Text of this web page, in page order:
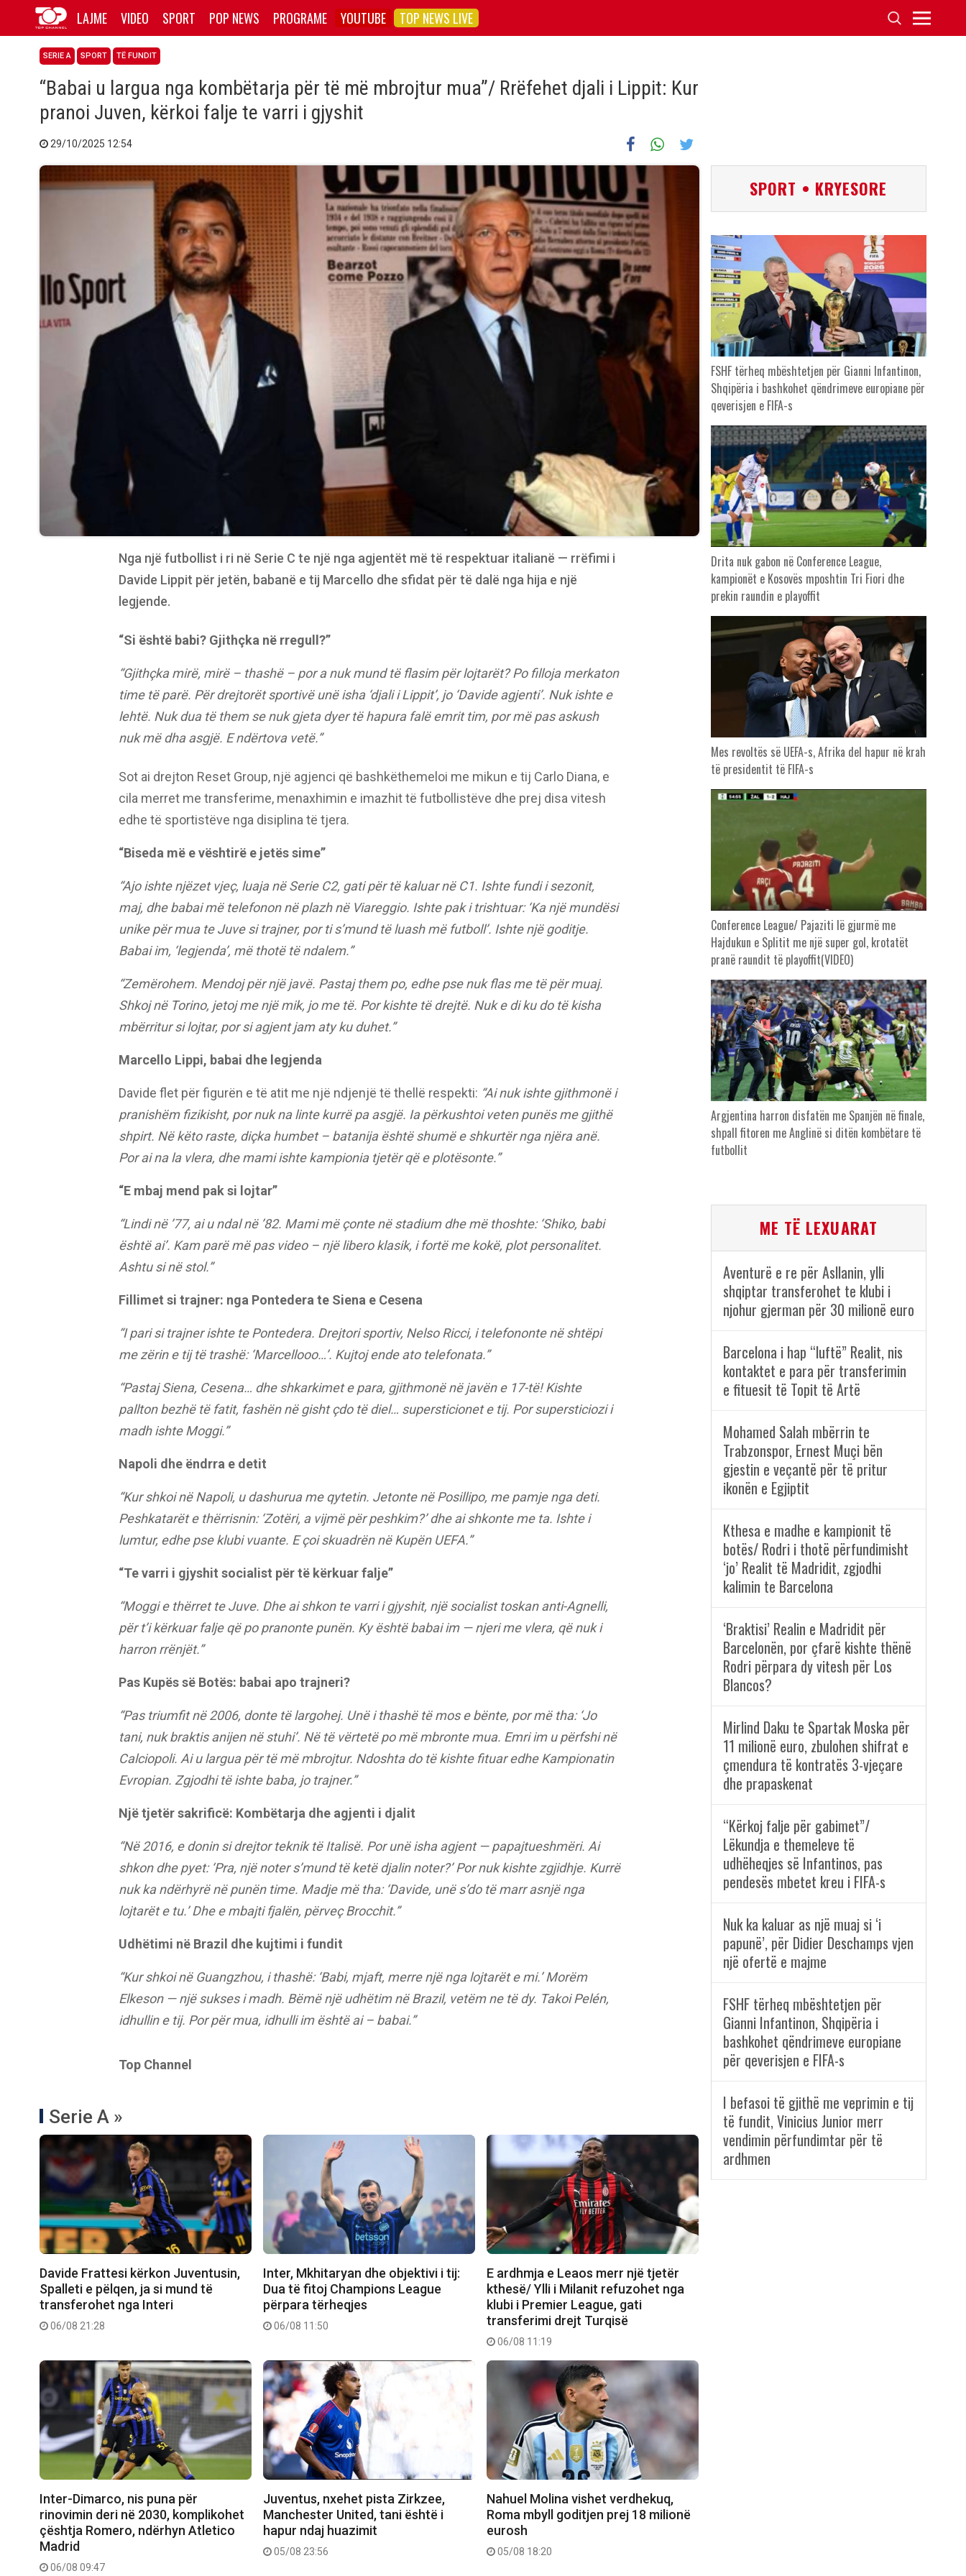
LAJME VIDEO SPORT POP NEWS PROGRAME YOUTUBE TOP NEWS LIVE
SERIE A SPORT TË FUNDIT
“Babai u largua nga kombëtarja për të më mbrojtur mua”/ Rrëfehet djali i Lippit: Kur
pranoi Juven, kërkoi falje te varri i gjyshit
29/10/2025 12:54
Nga një futbollist i ri në Serie C te një nga agjentët më të respektuar italianë — rrëfimi i
Davide Lippit për jetën, babanë e tij Marcello dhe sfidat për të dalë nga hija e një
legjende.
“Si është babi? Gjithçka në rregull?”
“Gjithçka mirë, mirë – thashë – por a nuk mund të flasim për lojtarët? Po filloja merkaton
time të parë. Për drejtorët sportivë unë isha ‘djali i Lippit’, jo ‘Davide agjenti’. Nuk ishte e
lehtë. Nuk dua të them se nuk gjeta dyer të hapura falë emrit tim, por më pas askush
nuk më dha asgjë. E ndërtova vetë.”
Sot ai drejton Reset Group, një agjenci që bashkëthemeloi me mikun e tij Carlo Diana, e
cila merret me transferime, menaxhimin e imazhit të futbollistëve dhe prej disa vitesh
edhe të sportistëve nga disiplina të tjera.
“Biseda më e vështirë e jetës sime”
“Ajo ishte njëzet vjeç, luaja në Serie C2, gati për të kaluar në C1. Ishte fundi i sezonit,
maj, dhe babai më telefonon në plazh në Viareggio. Ishte pak i trishtuar: ‘Ka një mundësi
unike për mua te Juve si trajner, por ti s’mund të luash më futboll’. Ishte një goditje.
Babai im, ‘legjenda’, më thotë të ndalem.”
“Zemërohem. Mendoj për një javë. Pastaj them po, edhe pse nuk flas me të për muaj.
Shkoj në Torino, jetoj me një mik, jo me të. Por kishte të drejtë. Nuk e di ku do të kisha
mbërritur si lojtar, por si agjent jam aty ku duhet.”
Marcello Lippi, babai dhe legjenda
Davide flet për figurën e të atit me një ndjenjë të thellë respekti: “Ai nuk ishte gjithmonë i
pranishëm fizikisht, por nuk na linte kurrë pa asgjë. Ia përkushtoi veten punës me gjithë
shpirt. Në këto raste, diçka humbet – batanija është shumë e shkurtër nga njëra anë.
Por ai na la vlera, dhe mami ishte kampionia tjetër që e plotësonte.”
“E mbaj mend pak si lojtar”
“Lindi në ’77, ai u ndal në ’82. Mami më çonte në stadium dhe më thoshte: ‘Shiko, babi
është ai’. Kam parë më pas video – një libero klasik, i fortë me kokë, plot personalitet.
Ashtu si në stol.”
Fillimet si trajner: nga Pontedera te Siena e Cesena
“I pari si trajner ishte te Pontedera. Drejtori sportiv, Nelso Ricci, i telefononte në shtëpi
me zërin e tij të trashë: ‘Marcellooo…’. Kujtoj ende ato telefonata.”
“Pastaj Siena, Cesena… dhe shkarkimet e para, gjithmonë në javën e 17-të! Kishte
pallton bezhë të fatit, fashën në gisht çdo të diel… supersticionet e tij. Por supersticiozi i
madh ishte Moggi.”
Napoli dhe ëndrra e detit
“Kur shkoi në Napoli, u dashurua me qytetin. Jetonte në Posillipo, me pamje nga deti.
Peshkatarët e thërrisnin: ‘Zotëri, a vijmë për peshkim?’ dhe ai shkonte me ta. Ishte i
lumtur, edhe pse klubi vuante. E çoi skuadrën në Kupën UEFA.”
“Te varri i gjyshit socialist për të kërkuar falje”
“Moggi e thërret te Juve. Dhe ai shkon te varri i gjyshit, një socialist toskan anti-Agnelli,
për t’i kërkuar falje që po pranonte punën. Ky është babai im — njeri me vlera, që nuk i
harron rrënjët.”
Pas Kupës së Botës: babai apo trajneri?
“Pas triumfit në 2006, donte të largohej. Unë i thashë të mos e bënte, por më tha: ‘Jo
tani, nuk braktis anijen në stuhi’. Në të vërtetë po më mbronte mua. Emri im u përfshi në
Calciopoli. Ai u largua për të më mbrojtur. Ndoshta do të kishte fituar edhe Kampionatin
Evropian. Zgjodhi të ishte baba, jo trajner.”
Një tjetër sakrificë: Kombëtarja dhe agjenti i djalit
“Në 2016, e donin si drejtor teknik të Italisë. Por unë isha agjent — papajtueshmëri. Ai
shkon dhe pyet: ‘Pra, një noter s’mund të ketë djalin noter?’ Por nuk kishte zgjidhje. Kurrë
nuk ka ndërhyrë në punën time. Madje më tha: ‘Davide, unë s’do të marr asnjë nga
lojtarët e tu.’ Dhe e mbajti fjalën, përveç Brocchit.”
Udhëtimi në Brazil dhe kujtimi i fundit
“Kur shkoi në Guangzhou, i thashë: ‘Babi, mjaft, merre një nga lojtarët e mi.’ Morëm
Elkeson — një sukses i madh. Bëmë një udhëtim në Brazil, vetëm ne të dy. Takoi Pelén,
idhullin e tij. Por për mua, idhulli im është ai – babai.”
Top Channel
Serie A »
Davide Frattesi kërkon Juventusin,
Spalleti e pëlqen, ja si mund të
transferohet nga Interi
06/08 21:28
Inter, Mkhitaryan dhe objektivi i tij:
Dua të fitoj Champions League
përpara tërheqjes
06/08 11:50
E ardhmja e Leaos merr një tjetër
kthesë/ Ylli i Milanit refuzohet nga
klubi i Premier League, gati
transferimi drejt Turqisë
06/08 11:19
Inter-Dimarco, nis puna për
rinovimin deri në 2030, komplikohet
çështja Romero, ndërhyn Atletico
Madrid
06/08 09:47
Juventus, nxehet pista Zirkzee,
Manchester United, tani është i
hapur ndaj huazimit
05/08 23:56
Nahuel Molina vishet verdhekuq,
Roma mbyll goditjen prej 18 milionë
eurosh
05/08 18:20
SPORT • KRYESORE
FSHF tërheq mbështetjen për Gianni Infantinon,
Shqipëria i bashkohet qëndrimeve europiane për
qeverisjen e FIFA-s
Drita nuk gabon në Conference League,
kampionët e Kosovës mposhtin Tri Fiori dhe
prekin raundin e playoffit
Mes revoltës së UEFA-s, Afrika del hapur në krah
të presidentit të FIFA-s
Conference League/ Pajaziti lë gjurmë me
Hajdukun e Splitit me një super gol, krotatët
pranë raundit të playoffit(VIDEO)
Argjentina harron disfatën me Spanjën në finale,
shpall fitoren me Anglinë si ditën kombëtare të
futbollit
ME TË LEXUARAT
Aventurë e re për Asllanin, ylli
shqiptar transferohet te klubi i
njohur gjerman për 30 milionë euro
Barcelona i hap “luftë” Realit, nis
kontaktet e para për transferimin
e fituesit të Topit të Artë
Mohamed Salah mbërrin te
Trabzonspor, Ernest Muçi bën
gjestin e veçantë për të pritur
ikonën e Egjiptit
Kthesa e madhe e kampionit të
botës/ Rodri i thotë përfundimisht
‘jo’ Realit të Madridit, zgjodhi
kalimin te Barcelona
‘Braktisi’ Realin e Madridit për
Barcelonën, por çfarë kishte thënë
Rodri përpara dy vitesh për Los
Blancos?
Mirlind Daku te Spartak Moska për
11 milionë euro, zbulohen shifrat e
çmendura të kontratës 3-vjeçare
dhe prapaskenat
“Kërkoj falje për gabimet”/
Lëkundja e themeleve të
udhëheqjes së Infantinos, pas
pendesës mbetet kreu i FIFA-s
Nuk ka kaluar as një muaj si ‘i
papunë’, për Didier Deschamps vjen
një ofertë e majme
FSHF tërheq mbështetjen për
Gianni Infantinon, Shqipëria i
bashkohet qëndrimeve europiane
për qeverisjen e FIFA-s
I befasoi të gjithë me veprimin e tij
të fundit, Vinicius Junior merr
vendimin përfundimtar për të
ardhmen